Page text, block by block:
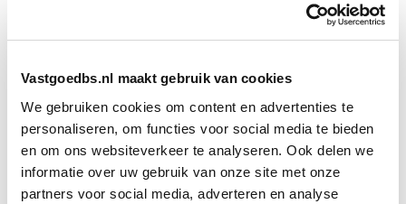
Vastgoedbs.nl maakt gebruik van cookies
We gebruiken cookies om content en advertenties te
personaliseren, om functies voor social media te bieden
en om ons websiteverkeer te analyseren. Ook delen we
informatie over uw gebruik van onze site met onze
partners voor social media, adverteren en analyse
“Een waardevolle
investering die zich
meteen heeft